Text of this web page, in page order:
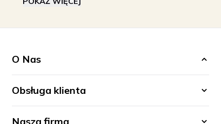
O Nas
Obsługa klienta
Nasza firma